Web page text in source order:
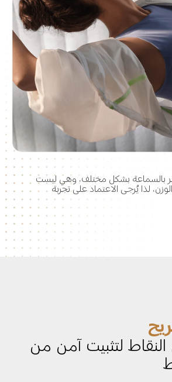
بشكل مختلف، وهي ليست
لذا يُرجى الاعتماد على تجربة
لتثبيت آمن من